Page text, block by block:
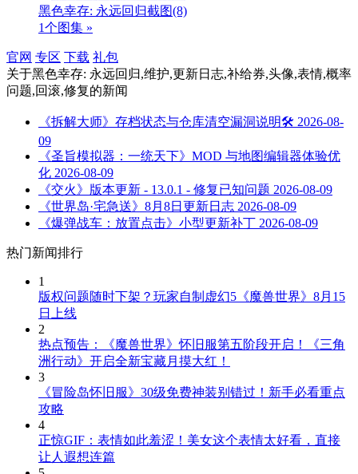
黑色幸存: 永远回归截图(8)
1个图集 »
官网 专区 下载 礼包
关于黑色幸存: 永远回归,维护,更新日志,补给券,头像,表情,概率
问题,回滚,修复的新闻
《拆解大师》存档状态与仓库清空漏洞说明🛠️ 2026-08-
09
《圣旨模拟器：一统天下》MOD 与地图编辑器体验优
化 2026-08-09
《交火》版本更新 - 13.0.1 - 修复已知问题 2026-08-09
《世界岛·宅急送》8月8日更新日志 2026-08-09
《爆弹战车：放置点击》小型更新补丁 2026-08-09
热门新闻排行
1
版权问题随时下架？玩家自制虚幻5《魔兽世界》8月15
日上线
2
热点预告：《魔兽世界》怀旧服第五阶段开启！《三角
洲行动》开启全新宝藏月摸大红！
3
《冒险岛怀旧服》30级免费神装别错过！新手必看重点
攻略
4
正惊GIF：表情如此羞涩！美女这个表情太好看，直接
让人遐想连篇